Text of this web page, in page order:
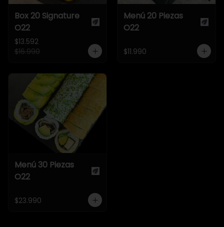
Box 20 Signature
O22
$13.592
$16.990
Menú 20 Piezas
O22
$11.990
Menú 30 Piezas
O22
$23.990